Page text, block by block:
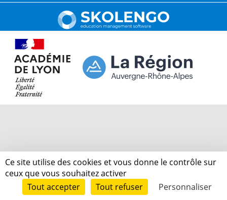
Ce site utilise des cookies et vous donne le contrôle sur
ceux que vous souhaitez activer
Tout accepter
Tout refuser Personnaliser